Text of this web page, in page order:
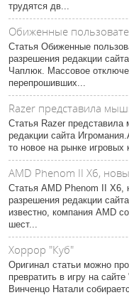
трудятся дв...
Обиженные
Статья Обиженные
разрешения редакции
Чаплюк. Массовое
перепрошивших...
Razer представила
Статья Razer
редакции сайта
то новое на рынке
AMD Phenom II X6,
Статья AMD Phenom II X6,
разрешения редакции
известно, компания AMD
шест...
Хоррор "Куб"
Оригинал статьи можно
превратить в игру на
Винченцо Натали